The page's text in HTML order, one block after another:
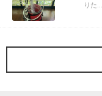
りた...